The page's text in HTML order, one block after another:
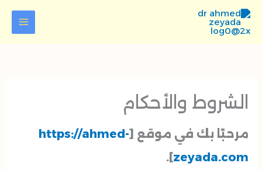
تخطي
إلى
المحتوى
الشروط والأحكام
مرحبًا بك في موقع [https://ahmed-
zeyada.com
].